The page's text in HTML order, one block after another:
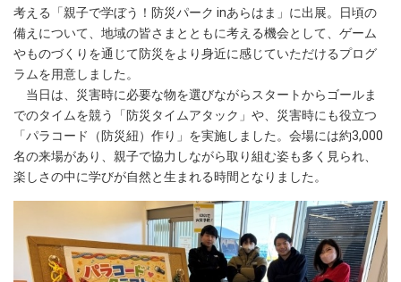
考える「親子で学ぼう！防災パーク inあらはま」に出展。日頃の
備えについて、地域の皆さまとともに考える機会として、ゲーム
やものづくりを通じて防災をより身近に感じていただけるプログ
ラムを用意しました。
当日は、災害時に必要な物を選びながらスタートからゴールま
でのタイムを競う「防災タイムアタック」や、災害時にも役立つ
「パラコード（防災紐）作り」を実施しました。会場には約3,000
名の来場があり、親子で協力しながら取り組む姿も多く見られ、
楽しさの中に学びが自然と生まれる時間となりました。